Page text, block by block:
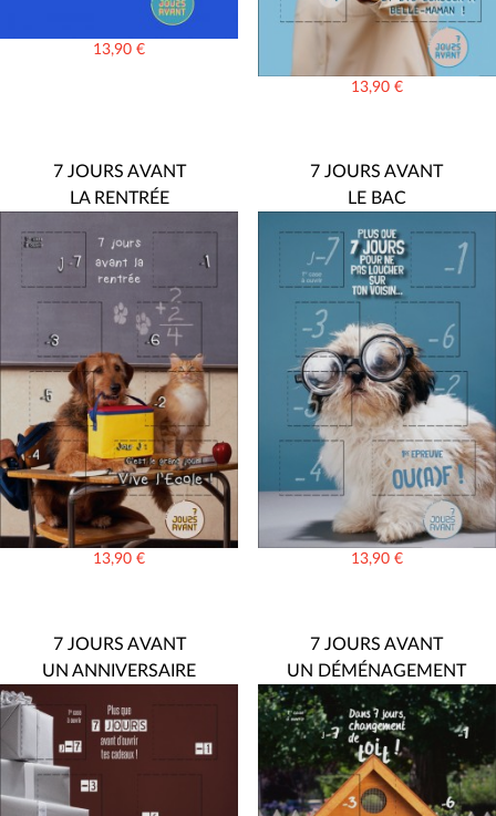
13,90€
13,90 €
7 JOURS AVANT
LA RENTRÉE
13,90€
7 JOURS AVANT
LE BAC
13,90 €
7 JOURS AVANT
UN ANNIVERSAIRE
7 JOURS AVANT
UN DÉMÉNAGEMENT